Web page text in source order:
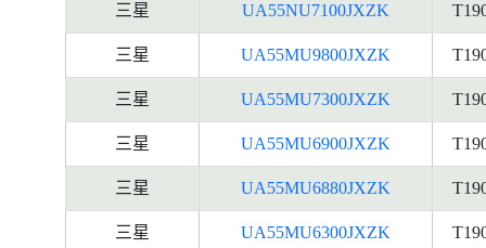
三星 UA55NU7100JXZK
三星 UA55MU9800JXZK
三星 UA55MU7300JXZK
三星 UA55MU6900JXZK
三星 UA55MU6880JXZK
三星 UA55MU6300JXZK